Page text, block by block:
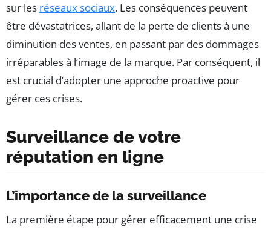
sur les réseaux sociaux. Les conséquences peuvent
être dévastatrices, allant de la perte de clients à une
diminution des ventes, en passant par des dommages
irréparables à l’image de la marque. Par conséquent, il
est crucial d’adopter une approche proactive pour
gérer ces crises.
Surveillance de votre
réputation en ligne
L’importance de la surveillance
La première étape pour gérer efficacement une crise